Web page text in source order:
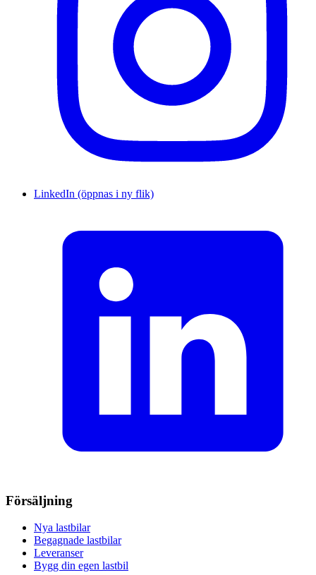
LinkedIn (öppnas i ny flik)
Försäljning
Nya lastbilar
Begagnade lastbilar
Leveranser
Bygg din egen lastbil